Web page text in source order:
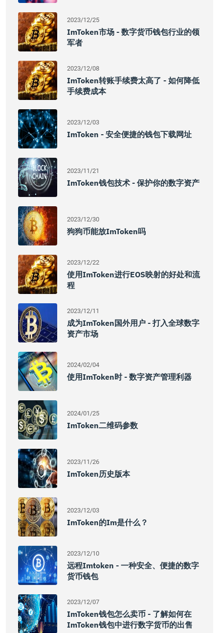
2023/12/25
ImToken市场 - 数字货币钱包行业的领
军者
2023/12/08
ImToken转账手续费太高了 - 如何降低
手续费成本
2023/12/03
ImToken - 安全便捷的钱包下载网址
2023/11/21
ImToken钱包技术 - 保护你的数字资产
2023/12/30
狗狗币能放imToken吗
2023/12/22
使用imToken进行EOS映射的好处和流
程
2023/12/11
成为imToken国外用户 - 打入全球数字
资产市场
2024/02/04
使用imToken时 - 数字资产管理利器
2024/01/25
ImToken二维码参数
2023/11/26
ImToken历史版本
2023/12/03
ImToken的im是什么？
2023/12/10
远程imtoken - 一种安全、便捷的数字
货币钱包
2023/12/07
ImToken钱包怎么卖币 - 了解如何在
ImToken钱包中进行数字货币的出售